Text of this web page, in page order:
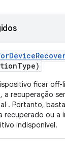
Device
Type)
ficar off-
a recuperação
. Portanto,
recuperado ou a
indisponível.